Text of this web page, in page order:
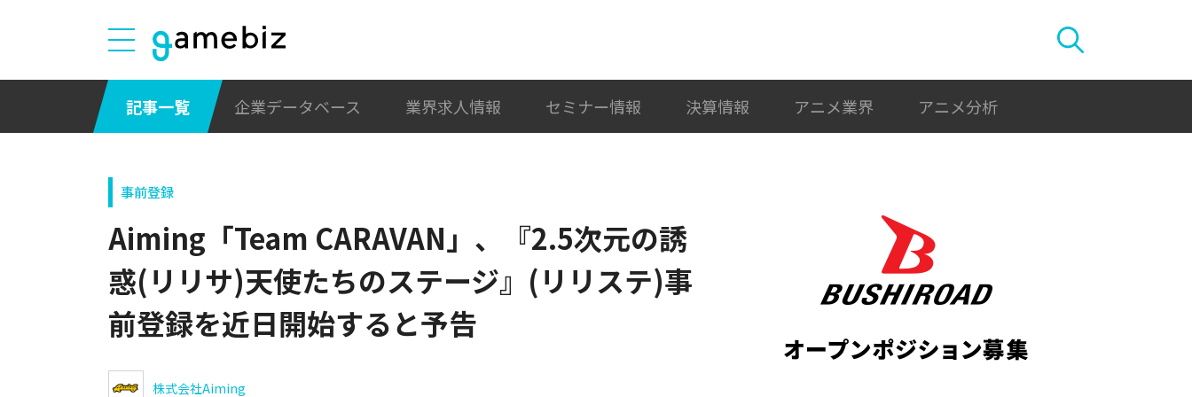
記事一覧 企業データベース 業界求人情報 セミナー情報 決算情報 アニメ業界 アニメ分析
事前登録
Aiming「Team CARAVAN」、『2.5次元の誘
惑(リリサ)天使たちのステージ』(リリステ)事
前登録を近日開始すると予告
株式会社Aiming